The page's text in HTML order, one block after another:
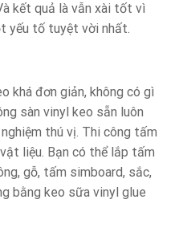
kết quả là vẫn xài tốt vì
yếu tố tuyệt vời nhất.
khá đơn giản, không có gì
sàn vinyl keo sẵn luôn
thú vị. Thi công tấm
liệu. Bạn có thể lắp tấm
gỗ, tấm simboard, sắc,
bằng keo sữa vinyl glue